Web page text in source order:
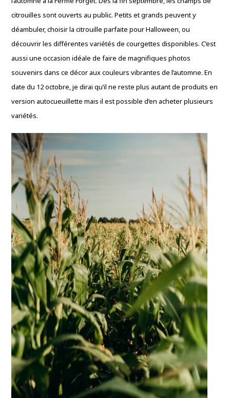
citrouilles sont ouverts au public. Petits et grands peuvent y
déambuler, choisir la citrouille parfaite pour Halloween, ou
découvrir les différentes variétés de courgettes disponibles. C’est
aussi une occasion idéale de faire de magnifiques photos
souvenirs dans ce décor aux couleurs vibrantes de l’automne. En
date du 12 octobre, je dirai qu’il ne reste plus autant de produits en
version autocueuillette mais il est possible d’en acheter plusieurs
variétés.